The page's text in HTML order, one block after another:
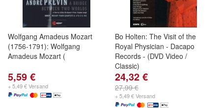
Wolfgang Amadeus Mozart
(1756-1791): Wolfgang
Amadeus Mozart (
5,59 €
+ 5,49 € Versand
Bo Holten: The Visit of the
Royal Physician - Dacapo
Records - (DVD Video /
Classic)
24,32 €
27,99 €
+ 5,49 € Versand